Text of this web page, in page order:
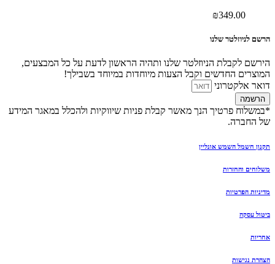
₪349.00
הרשם לניוזלטר שלנו
הירשם לקבלת הניוזלטר שלנו ותהיה הראשון לדעת על כל המבצעים,
המוצרים החדשים וקבל הצעות מיוחדות במיוחד בשבילך!
דואר אלקטרוני
הרשמה
*במשלוח פרטיך הנך מאשר קבלת פניות שיווקיות ולהכלל במאגר המידע
של החברה.
תקנון חשמל השמש אונליין
משלוחים והחזרות
מדיניות הפרטיות
ביטול עסקה
אחריות
הצהרת נגישות